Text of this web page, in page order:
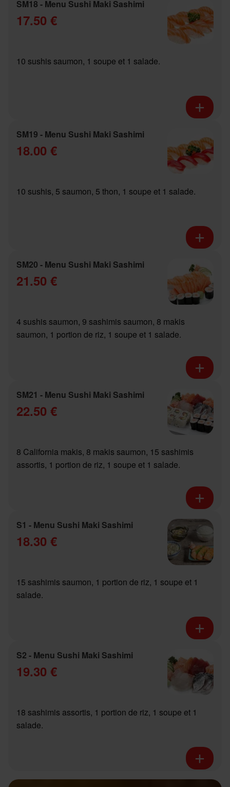
SM18 - Menu Sushi Maki Sashimi
17.50 €
10 sushis saumon, 1 soupe et 1 salade.
SM19 - Menu Sushi Maki Sashimi
18.00 €
10 sushis, 5 saumon, 5 thon, 1 soupe et 1 salade.
SM20 - Menu Sushi Maki Sashimi
21.50 €
4 sushis saumon, 9 sashimis saumon, 8 makis
saumon, 1 portion de riz, 1 soupe et 1 salade.
SM21 - Menu Sushi Maki Sashimi
22.50 €
8 California makis, 8 makis saumon, 15 sashimis
assortis, 1 portion de riz, 1 soupe et 1 salade.
S1 - Menu Sushi Maki Sashimi
18.30 €
15 sashimis saumon, 1 portion de riz, 1 soupe et 1
salade.
S2 - Menu Sushi Maki Sashimi
19.30 €
18 sashimis assortis, 1 portion de riz, 1 soupe et 1
salade.